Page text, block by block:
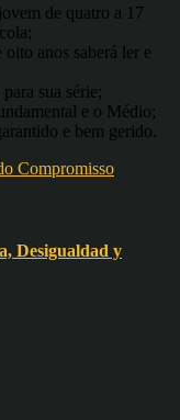
de quatro a 17
anos saberá ler e
sua série;
e o Médio;
e bem gerido.
Desigualdad y